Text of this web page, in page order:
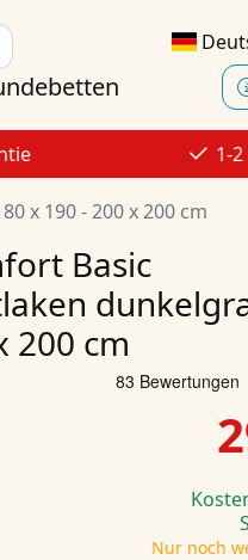
1-
x 190 - 200 x 200 cm
Basic
200 cm
Nur noch